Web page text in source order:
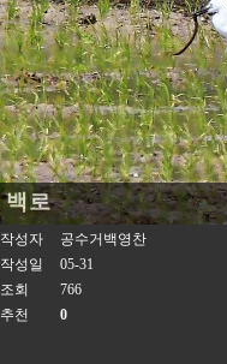
백로
작성자
공수거백영찬
작성일
05-31
조회
766
추천
0